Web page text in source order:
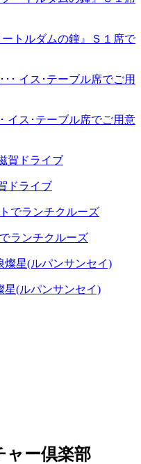
トルダムの鐘』Ｓ１席で
イス･テーブル席でご用意
ドライブ
ランチクルーズ
星(ルパンサンセイ)
ャー倶楽部